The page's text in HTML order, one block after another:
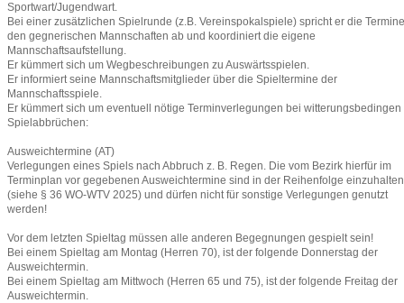
Sportwart/Jugendwart.
Bei einer zusätzlichen Spielrunde (z.B. Vereinspokalspiele) spricht er die
den gegnerischen Mannschaften ab und koordiniert die eigene
Mannschaftsaufstellung.
Er kümmert sich um Wegbeschreibungen zu Auswärtsspielen.
Er informiert seine Mannschaftsmitglieder über die Spieltermine der
Mannschaftsspiele.
Er kümmert sich um eventuell nötige Terminverlegungen bei witterungsbedingen
Spielabbrüchen:
Ausweichtermine (AT)
Verlegungen eines Spiels nach Abbruch z. B. Regen. Die vom Bezirk hierfür im
Terminplan vor gegebenen Ausweichtermine sind in der Reihenfolge einzuhalten
(siehe § 36 WO-WTV 2025) und dürfen nicht für sonstige Verlegungen genutzt
werden!
Vor dem letzten Spieltag müssen alle anderen Begegnungen gespielt sein!
Bei einem Spieltag am Montag (Herren 70), ist der folgende Donnerstag der
Ausweichtermin.
Bei einem Spieltag am Mittwoch (Herren 65 und 75), ist der folgende Freitag der
Ausweichtermin.